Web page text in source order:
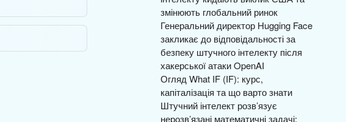
змінюють глобальний ринок
Генеральний директор Hugging Face
закликає до відповідальності за
безпеку штучного інтелекту після
хакерської атаки OpenAI
Огляд What IF (IF): курс,
капіталізація та що варто знати
Штучний інтелект розв’язує
нерозв’язані математичні задачі: